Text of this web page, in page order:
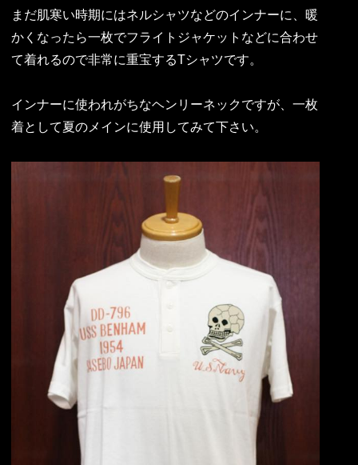
まだ肌寒い時期にはネルシャツなどのインナーに、暖
かくなったら一枚でフライトジャケットなどに合わせ
て着れるので非常に重宝するTシャツです。
インナーに使われがちなヘンリーネックですが、一枚
着として夏のメインに使用してみて下さい。